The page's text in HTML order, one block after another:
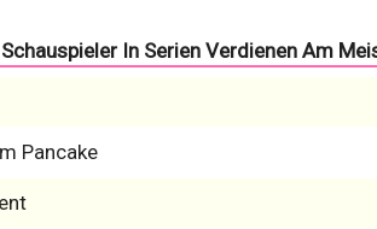
In Serien Verdienen Am
Pancake